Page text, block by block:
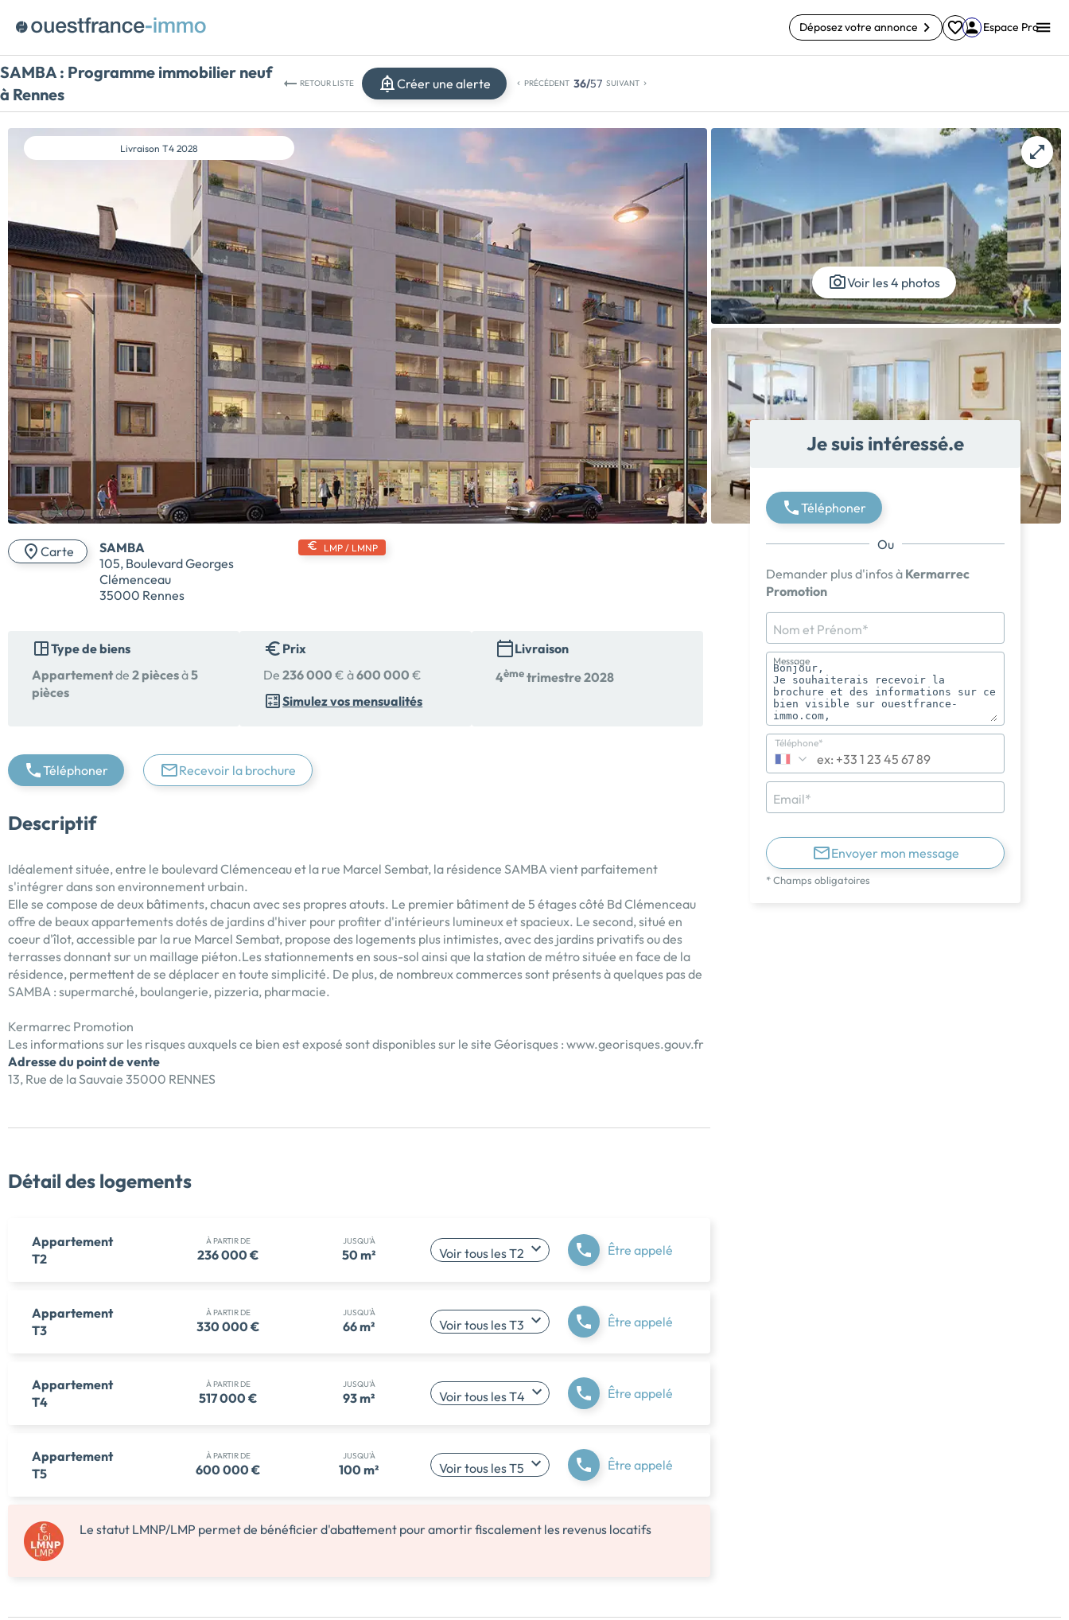
Déposez votre annonce Espace Pro
SAMBA : Programme immobilier neuf
à Rennes
RETOURLISTE Créer une alerte PRÉCÉDENT 36/57 SUIVANT
Livraison T4 2028
Voir les 4 photos
Carte
SAMBA
105, Boulevard Georges
Clémenceau
35000 Rennes
LMP / LMNP
Type de biens
Appartementde 2 piècesà5
pièces
Prix
De236 000 € à600 000 €
Simulez vos mensualités
Livraison
4èmetrimestre 2028
Téléphoner Recevoir la brochure
Descriptif
Idéalement située, entre le boulevard Clémenceau et la rue Marcel Sembat, la résidence SAMBA vient parfaitement
s'intégrer dans son environnement urbain.
Elle se compose de deux bâtiments, chacun avec ses propres atouts. Le premier bâtiment de 5 étages côté Bd Clémenceau
offre de beaux appartements dotés de jardins d'hiver pour profiter d'intérieurs lumineux et spacieux. Le second, situé en
coeur d'îlot, accessible par la rue Marcel Sembat, propose des logements plus intimistes, avec des jardins privatifs ou des
terrasses donnant sur un maillage piéton.Les stationnements en sous-sol ainsi que la station de métro située en face de la
résidence, permettent de se déplacer en toute simplicité. De plus, de nombreux commerces sont présents à quelques pas de
SAMBA : supermarché, boulangerie, pizzeria, pharmacie.
Kermarrec Promotion
Les informations sur les risques auxquels ce bien est exposé sont disponibles sur le site Géorisques : www.georisques.gouv.fr
Adresse du point de vente
13, Rue de la Sauvaie 35000 RENNES
Détail des logements
Appartement
T2
À PARTIR DE
236 000 €
JUSQU'À
50 m² Voir tous les T2 Être appelé
Appartement
T3
À PARTIR DE
330 000 €
JUSQU'À
66 m² Voir tous les T3 Être appelé
Appartement
T4
À PARTIR DE
517 000 €
JUSQU'À
93 m² Voir tous les T4 Être appelé
Appartement
T5
À PARTIR DE
600 000 €
JUSQU'À
100 m² Voir tous les T5 Être appelé
Le statut LMNP/LMP permet de bénéficier d'abattement pour amortir fiscalement les revenus locatifs
Je suis intéressé.e
Téléphoner
Ou
Demander plus d'infos à Kermarrec
Promotion
Nom et Prénom*
Message
Téléphone*
Email*
Envoyer mon message
* Champs obligatoires